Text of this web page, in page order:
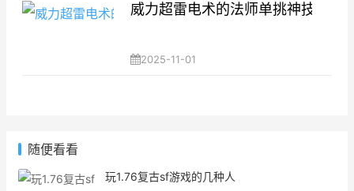
威力超雷电术的法师单挑神技
2025-11-01
随便看看
玩1.76复古sf游戏的几种人